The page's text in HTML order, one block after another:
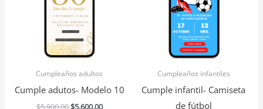
Cumpleaños adultos
Cumple adutos- Modelo 10
$5,900.00$5,600.00
Cumpleaños infantiles
Cumple infantil- Camiseta
de fútbol